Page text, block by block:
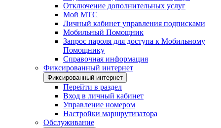
Отключение дополнительных услуг
Мой МТС
Личный кабинет управления подписками
Мобильный Помощник
Запрос пароля для доступа к Мобильному
Помощнику
Справочная информация
Фиксированный интернет
Фиксированный интернет
Перейти в раздел
Вход в личный кабинет
Управление номером
Настройки маршрутизатора
Обслуживание